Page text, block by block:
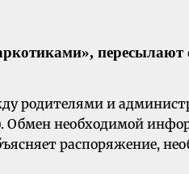
пересылают
родителями и
Обмен необходимой
распоряжение,